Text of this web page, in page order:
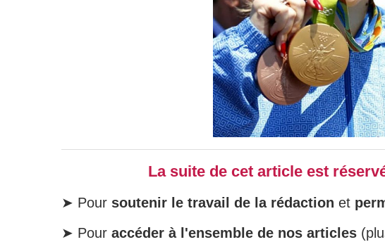
La suite de cet article est
➤ Pour soutenir le travail de la rédaction et
➤ Pour accéder à l'ensemble de nos articles